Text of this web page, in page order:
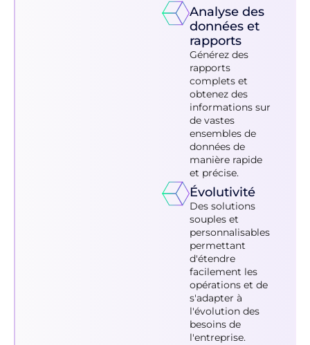
Analyse des
données et
rapports
Générez des
rapports
complets et
obtenez des
informations sur
de vastes
ensembles de
données de
manière rapide
et précise.
Évolutivité
Des solutions
souples et
personnalisables
permettant
d'étendre
facilement les
opérations et de
s'adapter à
l'évolution des
besoins de
l'entreprise.